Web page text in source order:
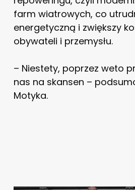
farm wiatrowych, co
energetyczną i zwiększy
obywateli i przemysłu.
– Niestety, poprzez weto
nas na skansen –
Motyka.